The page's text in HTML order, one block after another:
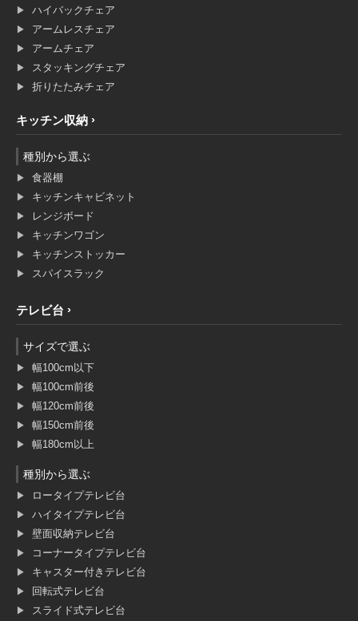
ハイバックチェア
アームレスチェア
アームチェア
スタッキングチェア
折りたたみチェア
キッチン収納
種別から選ぶ
食器棚
キッチンキャビネット
レンジボード
キッチンワゴン
キッチンストッカー
スパイスラック
テレビ台
サイズで選ぶ
幅100cm以下
幅100cm前後
幅120cm前後
幅150cm前後
幅180cm以上
種別から選ぶ
ロータイプテレビ台
ハイタイプテレビ台
壁面収納テレビ台
コーナータイプテレビ台
キャスター付きテレビ台
回転式テレビ台
スライド式テレビ台